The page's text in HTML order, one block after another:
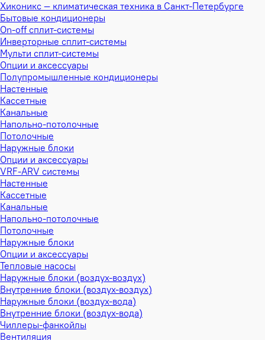
Хиконикс — климатическая техника в Санкт-Петербурге
Бытовые кондиционеры
On-off сплит-системы
Инверторные сплит-системы
Мульти сплит-системы
Опции и аксессуары
Полупромышленные кондиционеры
Настенные
Кассетные
Канальные
Напольно-потолочные
Потолочные
Наружные блоки
Опции и аксессуары
VRF-ARV системы
Настенные
Кассетные
Канальные
Напольно-потолочные
Потолочные
Наружные блоки
Опции и аксессуары
Тепловые насосы
Наружные блоки (воздух-воздух)
Внутренние блоки (воздух-воздух)
Наружные блоки (воздух-вода)
Внутренние блоки (воздух-вода)
Чиллеры-фанкойлы
Вентиляция